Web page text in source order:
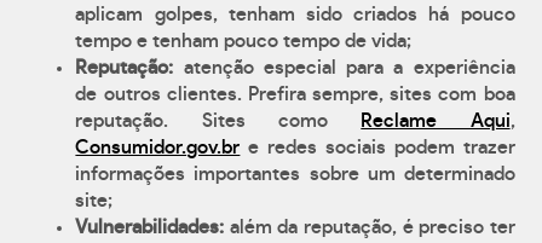
aplicam golpes, tenham sido criados há pouco
tempo e tenham pouco tempo de vida;
Reputação: atenção especial para a experiência
de outros clientes. Prefira sempre, sites com boa
reputação. Sites como
Reclame Aqui,
Consumidor.gov.br e redes sociais podem trazer
informações importantes sobre um determinado
site;
Vulnerabilidades: além da reputação, é preciso ter